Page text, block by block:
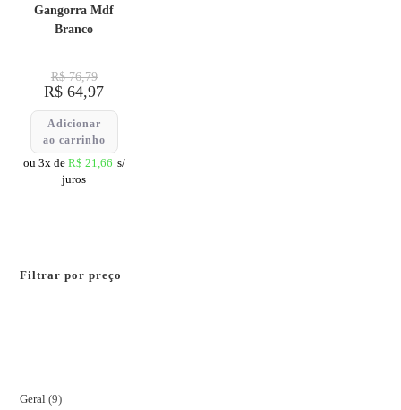
Gangorra Mdf
Branco
R$76,79
R$ 64,97
Adicionar
ao carrinho
ou 3x de R$ 21,66 s/
juros
Filtrar por preço
Geral 9